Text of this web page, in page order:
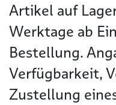
Artikel auf
Werktage ab
Bestellung.
Verfügbarkeit,
Zustellung